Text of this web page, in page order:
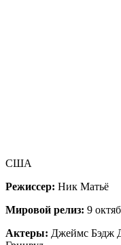
США
Режиссер: Ник Матьё
Мировой релиз: 9
Актеры: Джеймс Бэдж